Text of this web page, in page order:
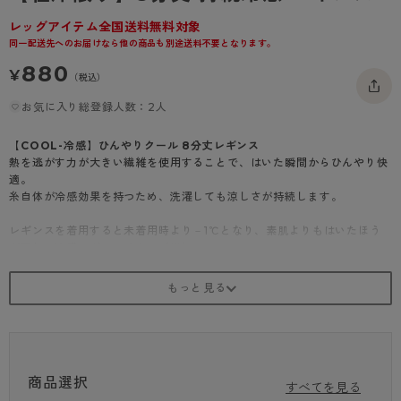
- 着圧タイツ
ソックス・靴下
レギンス・スパッツ
- 長袖（七分袖以上）
- タンクトップ
- カップ付きインナー
みんなの、みんなの。
返品・交換について
お問い合わせについて
レッグアイテム全国送料無料対象
同一配送先へのお届けなら他の商品も別途送料不要となります。
¥880 （税込）
お気に入り総登録人数：2人
【COOL-冷感】ひんやりクール 8分丈レギンス
熱を逃がす力が大きい繊維を使用することで、はいた瞬間からひんやり快
適。
糸自体が冷感効果を持つため、洗濯しても涼しさが持続します。
レギンスを着用すると未着用時より－1℃となり、素肌よりもはいたほう
UV対策機能もあり、暑い夏を快適に過ごすにはぴったりのひんやりアイ
・ボディークールEX使用
商品選択 すべてを見る